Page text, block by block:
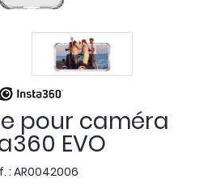
pour caméra
EVO
: AR0042006